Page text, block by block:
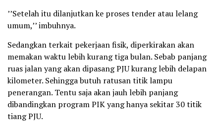
’’Setelah itu dilanjutkan ke proses tender atau lelang
umum,’’ imbuhnya.
Sedangkan terkait pekerjaan fisik, diperkirakan akan
memakan waktu lebih kurang tiga bulan. Sebab panjang
ruas jalan yang akan dipasang PJU kurang lebih delapan
kilometer. Sehingga butuh ratusan titik lampu
penerangan. Tentu saja akan jauh lebih panjang
dibandingkan program PIK yang hanya sekitar 30 titik
tiang PJU.